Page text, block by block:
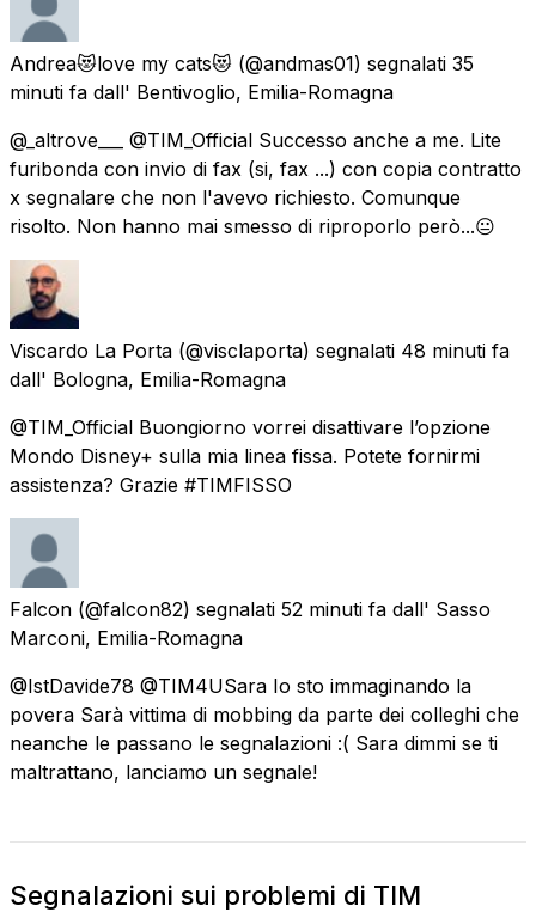
Andrea😻love my cats😻 (@andmas01) segnalati 35
minuti fa dall' Bentivoglio, Emilia-Romagna
@_altrove___ @TIM_Official Successo anche a me. Lite
furibonda con invio di fax (si, fax ...) con copia contratto
x segnalare che non l'avevo richiesto. Comunque
risolto. Non hanno mai smesso di riproporlo però...😐
Viscardo La Porta (@visclaporta) segnalati 48 minuti fa
dall' Bologna, Emilia-Romagna
@TIM_Official Buongiorno vorrei disattivare l’opzione
Mondo Disney+ sulla mia linea fissa. Potete fornirmi
assistenza? Grazie #TIMFISSO
Falcon (@falcon82) segnalati 52 minuti fa dall' Sasso
Marconi, Emilia-Romagna
@IstDavide78 @TIM4USara Io sto immaginando la
povera Sarà vittima di mobbing da parte dei colleghi che
neanche le passano le segnalazioni :( Sara dimmi se ti
maltrattano, lanciamo un segnale!
Segnalazioni sui problemi di TIM